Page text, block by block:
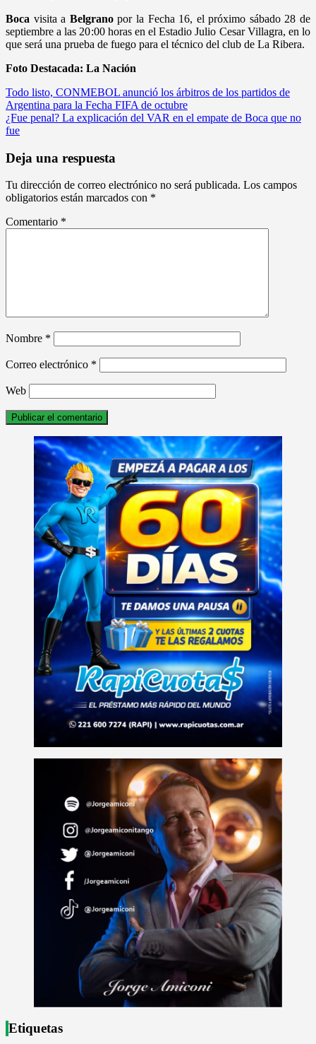
Boca visita a Belgranopor la Fecha 16, el próximo sábado 28 de
septiembre a las 20:00 horas en el Estadio Julio Cesar Villagra, en lo
que será una prueba de fuego para el técnico del club de La Ribera.
Foto Destacada: La Nación
Navegación
de
entradas
Todo listo, CONMEBOL anunció los árbitros de los partidos de
Argentina para la Fecha FIFA de octubre
¿Fue penal? La explicación del VAR en el empate de Boca que no
fue
Deja una respuesta
Tu dirección de correo electrónico no será publicada. Los campos
obligatorios están marcados con *
Comentario *
Nombre *
Correo electrónico *
Web
Etiquetas